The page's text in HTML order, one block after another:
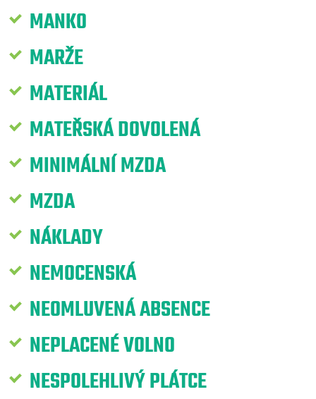
MANKO
MARŽE
MATERIÁL
MATEŘSKÁ DOVOLENÁ
MINIMÁLNÍ MZDA
MZDA
NÁKLADY
NEMOCENSKÁ
NEOMLUVENÁ ABSENCE
NEPLACENÉ VOLNO
NESPOLEHLIVÝ PLÁTCE